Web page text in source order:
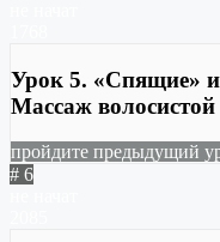
Урок 5. «Спящие»
Массаж
пройдите предыдущий
# 6